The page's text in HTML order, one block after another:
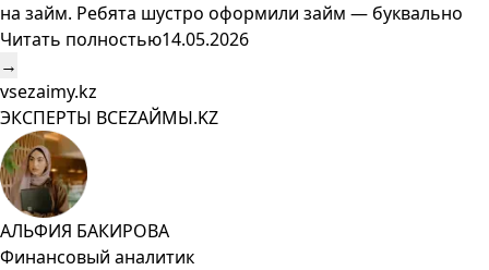
на займ. Ребята шустро оформили займ — буквально
Читать полностью14.05.2026
→
vsezaimy.kz
ЭКСПЕРТЫ ВСЕZAЙМЫ.KZ
АЛЬФИЯ БАКИРОВА
Финансовый аналитик